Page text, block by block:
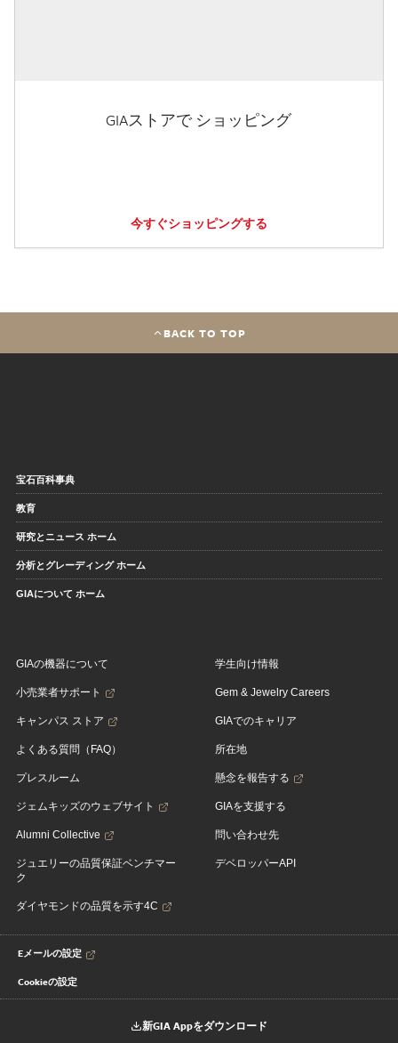
GIAストアで ショッピング
今すぐショッピングする
BACK TO TOP
宝石百科事典
教育
研究とニュース ホーム
分析とグレーディング ホーム
GIAについて ホーム
GIAの機器について
小売業者サポート
キャンパス ストア
よくある質問（FAQ）
プレスルーム
ジェムキッズのウェブサイト
Alumni Collective
ジュエリーの品質保証ベンチマー
ク
ダイヤモンドの品質を示す4C
学生向け情報
Gem & Jewelry Careers
GIAでのキャリア
所在地
懸念を報告する
GIAを支援する
問い合わせ先
デベロッパーAPI
Eメールの設定
Cookieの設定
新GIA Appをダウンロード